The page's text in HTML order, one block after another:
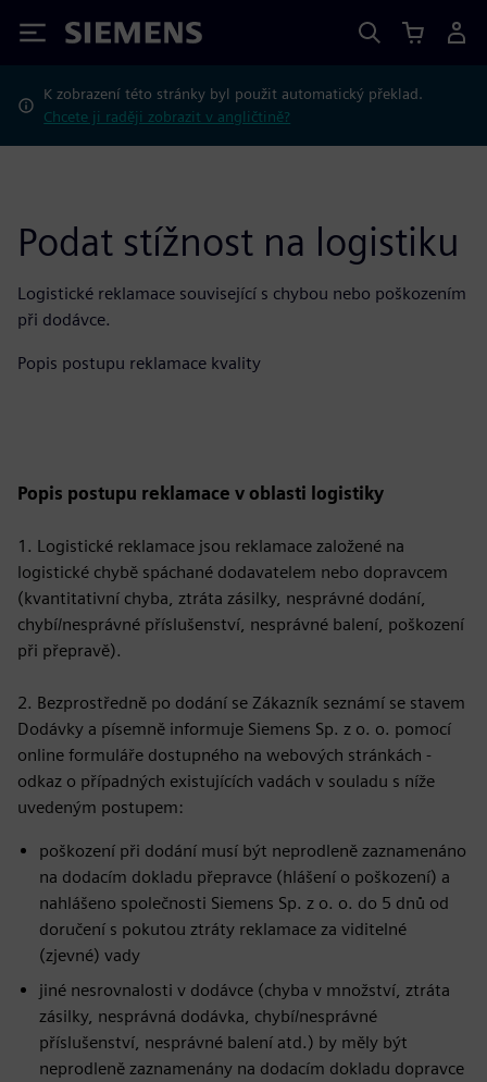
Siemens
K zobrazení této stránky byl použit automatický překlad.
Chcete ji raději zobrazit v angličtině?
Podat stížnost na logistiku
Logistické reklamace související s chybou nebo poškozením
při dodávce.
Popis postupu reklamace kvality
Popis postupu reklamace v oblasti logistiky
1. Logistické reklamace jsou reklamace založené na
logistické chybě spáchané dodavatelem nebo dopravcem
(kvantitativní chyba, ztráta zásilky, nesprávné dodání,
chybí/nesprávné příslušenství, nesprávné balení, poškození
při přepravě).
2. Bezprostředně po dodání se Zákazník seznámí se stavem
Dodávky a písemně informuje Siemens Sp. z o. o. pomocí
online formuláře dostupného na webových stránkách -
odkaz o případných existujících vadách v souladu s níže
uvedeným postupem:
poškození při dodání musí být neprodleně zaznamenáno
na dodacím dokladu přepravce (hlášení o poškození) a
nahlášeno společnosti Siemens Sp. z o. o. do 5 dnů od
doručení s pokutou ztráty reklamace za viditelné
(zjevné) vady
jiné nesrovnalosti v dodávce (chyba v množství, ztráta
zásilky, nesprávná dodávka, chybí/nesprávné
příslušenství, nesprávné balení atd.) by měly být
neprodleně zaznamenány na dodacím dokladu dopravce